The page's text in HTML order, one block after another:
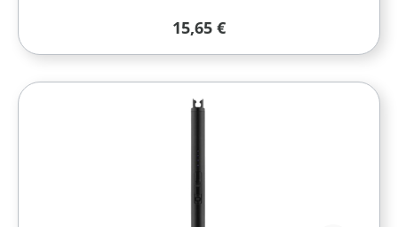
Regulärer Preis:
15,65 €